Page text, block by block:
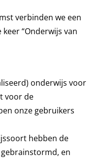
verbinden we een
“Onderwijs van
onderwijs voor
voor de
onze gebruikers
hebben de
en